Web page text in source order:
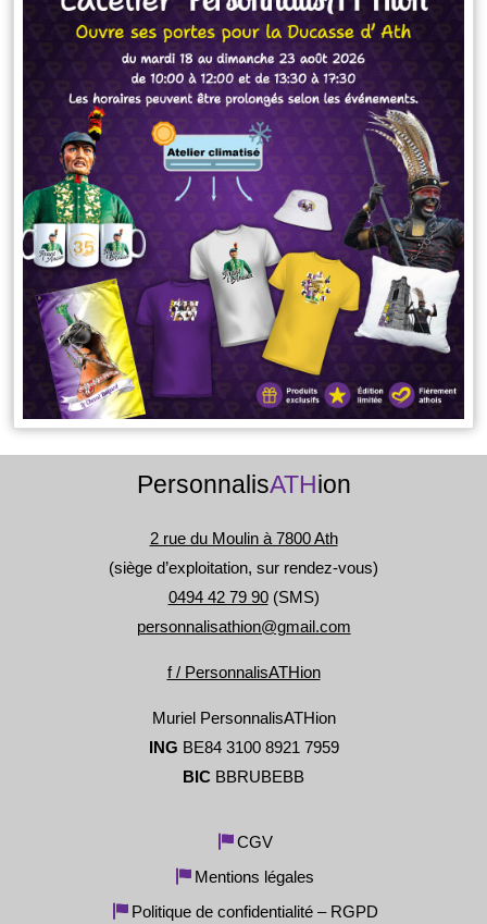
PersonnalisATHion
2 rue du Moulin à 7800 Ath
(siège d’exploitation, sur rendez-vous)
0494 42 79 90(SMS)
personnalisathion@gmail.com
f / PersonnalisATHion
Muriel PersonnalisATHion
ING BE84 3100 8921 7959
BIC BBRUBEBB
CGV
Mentions légales
Politique de confidentialité – RGPD